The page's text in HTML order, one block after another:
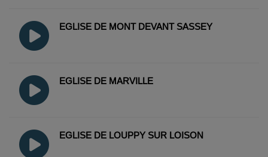
EGLISE DE MONT DEVANT SASSEY
EGLISE DE MARVILLE
EGLISE DE LOUPPY SUR LOISON